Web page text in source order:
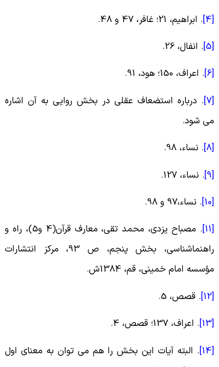
.ابراهیم، 21؛ غافر، 47 و 48
.
.انفال، 26
.
.اعراف، 150؛ هود، 91
.
.درباره استضعاف عقلی در بخش روایی به آن اشاره
شود.
.نساء، 98
.
.نساء، 127
.
.نساء،97 و 98
.
.
مصباح یزدی، محمد تقی، معارف قرآن(4 و5)، راه و
راهنماشناسی، بخش پنجم، ص 93، مرکز انتشارات
امام خمینی، قم، 1384ش
.
.قصص، 5 .
.اعراف، 137؛ قصص، 4
.
.البته آیات این بخش را هم می توان به معنای اول